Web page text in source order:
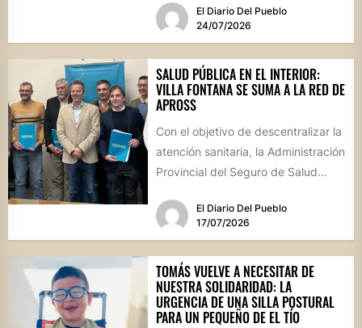
El Diario Del Pueblo
24/07/2026
SALUD PÚBLICA EN EL INTERIOR:
VILLA FONTANA SE SUMA A LA RED DE
APROSS
Con el objetivo de descentralizar la
atención sanitaria, la Administración
Provincial del Seguro de Salud
de...
El Diario Del Pueblo
17/07/2026
TOMÁS VUELVE A NECESITAR DE
NUESTRA SOLIDARIDAD: LA
URGENCIA DE UNA SILLA POSTURAL
PARA UN PEQUEÑO DE EL TÍO